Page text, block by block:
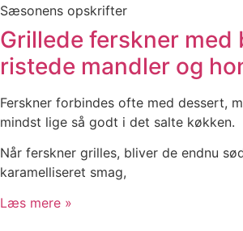
Sæsonens opskrifter
Grillede ferskner med
ristede mandler og
Ferskner forbindes ofte med dessert,
mindst lige så godt i det salte køkken.
Når ferskner grilles, bliver de endnu
karamelliseret smag,
Læs mere »